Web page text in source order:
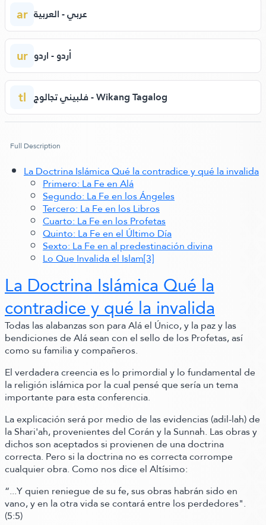
ar عربي - العربية
ur أردو - اردو
tl فلبيني تجالوج - Wikang Tagalog
Full Description
La Doctrina Islámica Qué la contradice y qué la invalida
Primero: La Fe en Alá
Segundo: La Fe en los Ángeles
Tercero: La Fe en los Libros
Cuarto: La Fe en los Profetas
Quinto: La Fe en el Último Día
Sexto: La Fe en al predestinación divina
Lo Que Invalida el Islam[3]
La Doctrina Islámica Qué la
contradice y qué la invalida
Todas las alabanzas son para Alá el Único, y la paz y las
bendiciones de Alá sean con el sello de los Profetas, así
como su familia y compañeros.
El verdadera creencia es lo primordial y lo fundamental de
la religión islámica por la cual pensé que sería un tema
importante para esta conferencia.
La explicación será por medio de las evidencias(adil-lah)de
la Shari'ah, provenientes del Corán y la Sunnah. Las obras y
dichos son aceptados si provienen de una doctrina
correcta. Pero si la doctrina no es correcta corrompe
cualquier obra.Como nos dice el Altísimo:
“...Y quien reniegue de su fe, sus obras habrán sido en
vano, y en la otra vida se contará entre los perdedores".
(5:5)